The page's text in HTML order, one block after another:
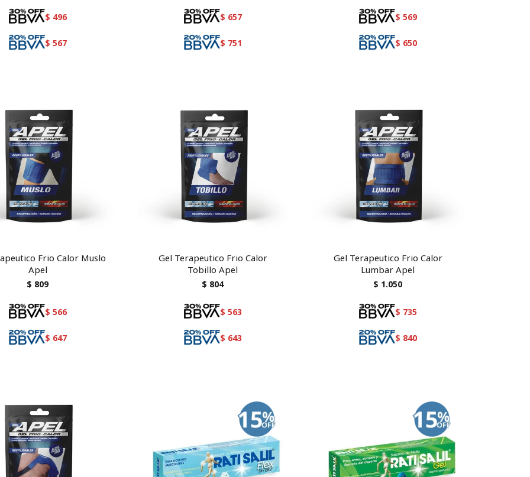
$ 496
$ 567
$ 657
$ 751
$ 569
$ 650
Frio Calor Muslo
Apel
$ 809
$ 566
$ 647
Gel Terapeutico Frio Calor
Tobillo Apel
$ 804
$ 563
$ 643
Gel Terapeutico Frio Calor
Lumbar Apel
$ 1.050
$ 735
$ 840